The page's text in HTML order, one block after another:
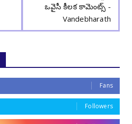
ఒవైసీ కీలక కామెంట్స్ -
Vandebharath
Fans
Followers